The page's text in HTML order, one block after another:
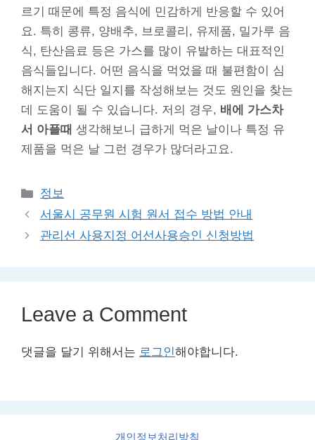
르기 때문에 특정 음식에 민감하게 반응할 수 있어
요. 특히 콩류, 양배추, 브로콜리, 유제품, 밀가루 음
식, 탄산음료 등은 가스를 많이 유발하는 대표적인
음식들입니다. 어떤 음식을 먹었을 때 불편함이 심
해지는지 식단 일지를 작성해보는 것도 원인을 찾는
데 도움이 될 수 있습니다. 저의 경우, 배에 가스차
서 아플때 생각해보니 급하게 먹은 날이나 특정 유
제품을 먹은 날 그런 경우가 많더라고요.
Categories
정보
서울시 공무원 시험 원서 접수 방법 안내
관리선 사용지정 어선사용승인 신청방법
Leave a Comment
댓글을 달기 위해서는 로그인해야합니다.
개인정보처리방침